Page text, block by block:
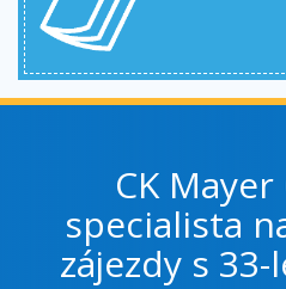
CK
specialista
zájezdy s